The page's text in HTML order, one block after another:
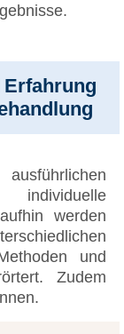
werden
und
Zudem